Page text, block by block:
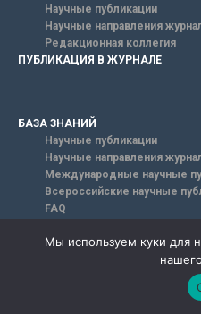
Научные публикации
Научные направления
Редакционная коллегия
ПУБЛИКАЦИЯ В ЖУРНАЛЕ
БАЗА ЗНАНИЙ
Научные публикации
Научные направления
Международные научные
Всероссийские научные
FAQ
198320, Санкт-Петербург,
г. Красное Село, ул.
Мы используем куки для